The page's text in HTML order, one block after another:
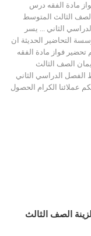
مادة الفقه درس
الصف الثالث المتوسط
الثاني ... يسر
التحاضير الحديثة ان
تحضير فواز مادة الفقه
الصف الثالث
الفصل الدراسي الثاني
عملائنا الكرام الحصول
الصف الثالث